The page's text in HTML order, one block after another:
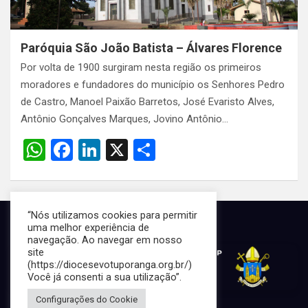
Paróquia São João Batista – Álvares Florence
Por volta de 1900 surgiram nesta região os primeiros
moradores e fundadores do município os Senhores Pedro
de Castro, Manoel Paixão Barretos, José Evaristo Alves,
Antônio Gonçalves Marques, Jovino Antônio…
W
at
s
A
p
p
F
ce
b
o
o
k
Li
ke
dI
n
X
ar
e
“Nós utilizamos cookies para permitir
uma melhor experiência de
navegação. Ao navegar em nosso
site
(https://diocesevotuporanga.org.br/)
Você já consenti a sua utilização”.
Configurações do Cookie